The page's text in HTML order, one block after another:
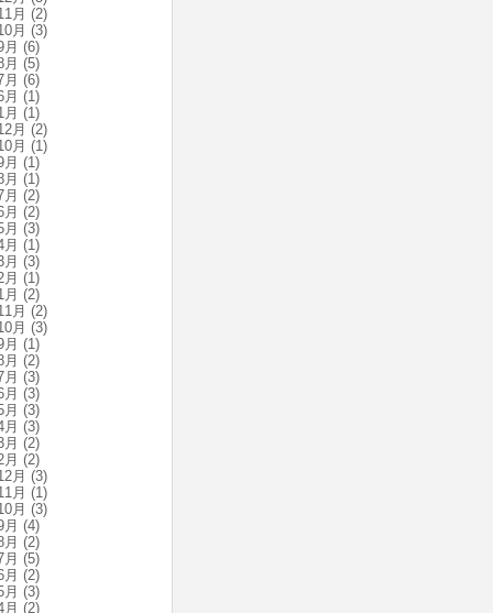
月 (2)
月 (3)
(6)
(5)
(6)
(1)
(1)
月 (2)
月 (1)
(1)
(1)
(2)
(2)
(3)
(1)
(3)
(1)
(2)
月 (2)
月 (3)
(1)
(2)
(3)
(3)
(3)
(3)
(2)
(2)
月 (3)
月 (1)
月 (3)
(4)
(2)
(5)
(2)
(3)
(2)